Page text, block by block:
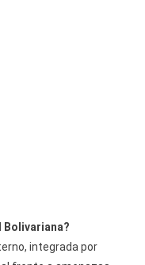
Bolivariana?
integrada por